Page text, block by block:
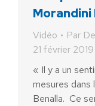
Morandini
Vidéo Par
21 février 2019
« Il y a un
mesures dans
Benalla. Ce